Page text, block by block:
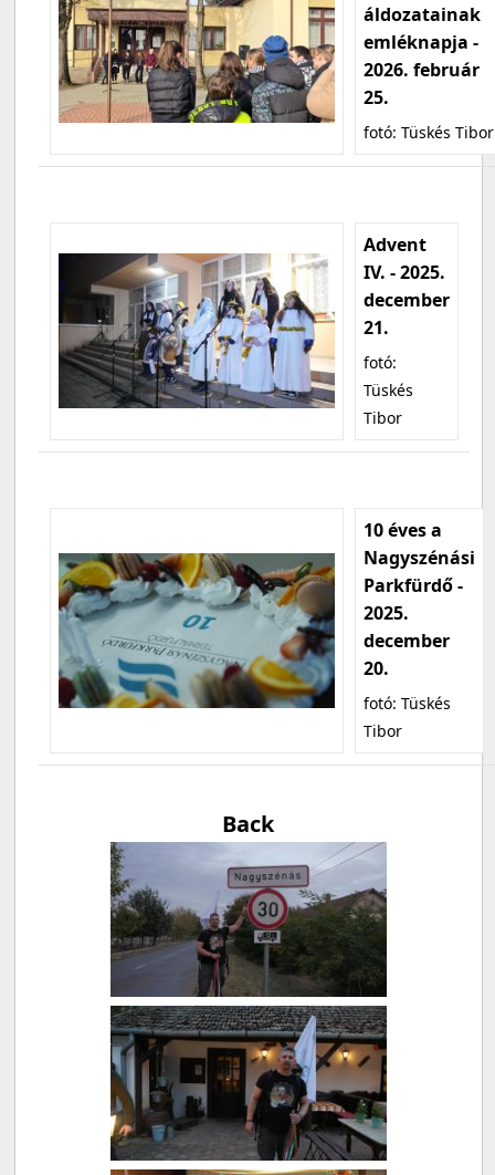
áldozatainak
emléknapja -
2026. február
25.
fotó: Tüskés Tibor
Advent
IV. - 2025.
december
21.
fotó:
Tüskés
Tibor
10 éves a
Nagyszénási
Parkfürdő -
2025.
december
20.
fotó: Tüskés
Tibor
Back